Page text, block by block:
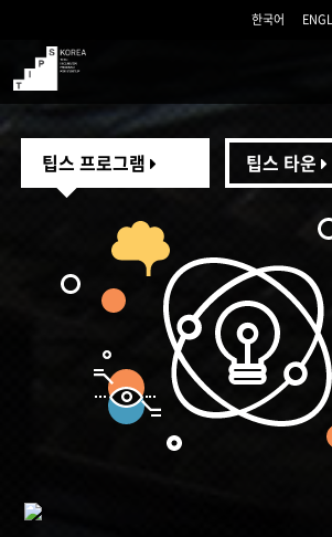
한국어
TIPS
팁스 프로그램 팁스 타운